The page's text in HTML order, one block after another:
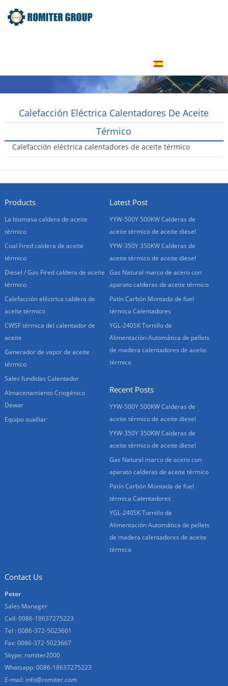
Calefacción Eléctrica Calentadores De Aceite
Térmico
Calefacción eléctrica calentadores de aceite térmico
Products
La biomasa caldera de aceite
térmico
Coal Fired caldera de aceite
térmico
Diesel / Gas Fired caldera de aceite
térmico
Calefacción eléctrica caldera de
aceite térmico
CWSF térmica del calentador de
aceite
Generador de vapor de aceite
térmico
Sales fundidas Calentador
Almacenamiento Criogénico
Dewar
Equipo auxiliar
Latest Post
YYW-500Y 500KW Calderas de
aceite térmico de aceite diesel
YYW-350Y 350KW Calderas de
aceite térmico de aceite diesel
Gas Natural marco de acero con
aparato calderas de aceite térmico
Patín Carbón Montada de fuel
térmica Calentadores
YGL-240SK Tornillo de
Alimentación Automática de pellets
de madera calentadores de aceite
térmico
Recent Posts
YYW-500Y 500KW Calderas de
aceite térmico de aceite diesel
YYW-350Y 350KW Calderas de
aceite térmico de aceite diesel
Gas Natural marco de acero con
aparato calderas de aceite térmico
Patín Carbón Montada de fuel
térmica Calentadores
YGL-240SK Tornillo de
Alimentación Automática de pellets
de madera calentadores de aceite
térmico
Contact Us
Peter
Sales Manager
Cell: 0086-18637275223
Tel : 0086-372-5023661
Fax: 0086-372-5023667
Skype: romiter2000
Whatsapp:0086-18637275223
E-mail: info@romiter.com